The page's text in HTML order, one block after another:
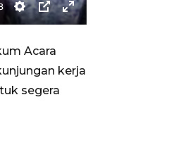
Settings
PIP Enter
Acara
kerja
segera